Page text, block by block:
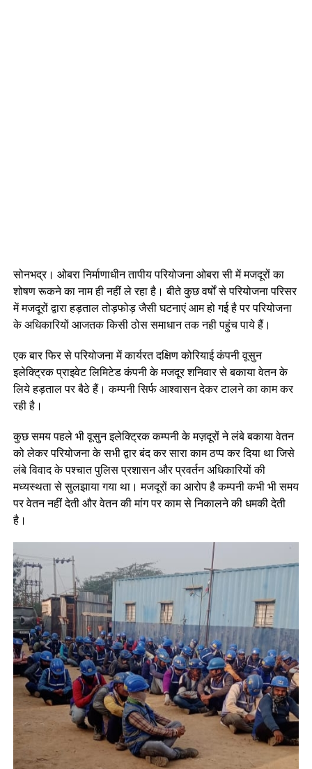
सोनभद्र। ओबरा निर्माणाधीन तापीय परियोजना ओबरा सी में मजदूरों का
शोषण रूकने का नाम ही नहीं ले रहा है। बीते कुछ वर्षों से परियोजना परिसर
में मजदूरों द्वारा हड़ताल तोड़फोड़ जैसी घटनाएं आम हो गई है पर परियोजना
के अधिकारियों आजतक किसी ठोस समाधान तक नही पहुंच पाये हैं।
एक बार फिर से परियोजना में कार्यरत दक्षिण कोरियाई कंपनी वूसुन
इलेक्ट्रिक प्राइवेट लिमिटेड कंपनी के मजदूर शनिवार से बकाया वेतन के
लिये हड़ताल पर बैठे हैं। कम्पनी सिर्फ आश्वासन देकर टालने का काम कर
रही है।
कुछ समय पहले भी वूसुन इलेक्ट्रिक कम्पनी के मज़दूरों ने लंबे बकाया वेतन
को लेकर परियोजना के सभी द्वार बंद कर सारा काम ठप्प कर दिया था जिसे
लंबे विवाद के पश्चात पुलिस प्रशासन और प्रवर्तन अधिकारियों की
मध्यस्थता से सुलझाया गया था। मजदूरों का आरोप है कम्पनी कभी भी समय
पर वेतन नहीं देती और वेतन की मांग पर काम से निकालने की धमकी देती
है।